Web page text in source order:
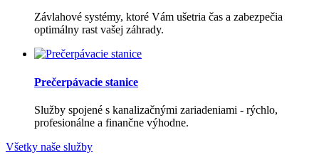
Závlahové systémy, ktoré Vám ušetria čas a zabezpečia
optimálny rast vašej záhrady.
Prečerpávacie stanice
Služby spojené s kanalizačnými zariadeniami - rýchlo,
profesionálne a finančne výhodne.
Všetky naše služby